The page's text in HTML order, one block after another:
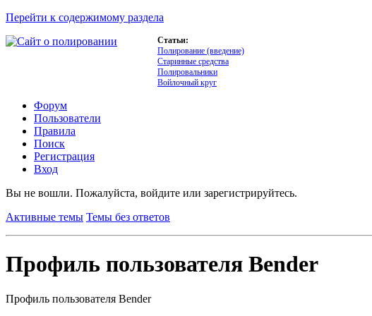
Перейти к содержимому раздела
Статьи:
Полирование (введение)
Старинные средства
Полировальники
Войлочный круг
Форум
Пользователи
Правила
Поиск
Регистрация
Вход
Вы не вошли. Пожалуйста, войдите или зарегистрируйтесь.
Активные темы Темы без ответов
Профиль пользователя Bender
Профиль пользователя Bender